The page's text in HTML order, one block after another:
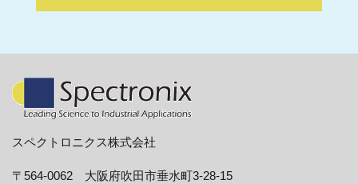
スペクトロニクス株式会社
〒564-0062 大阪府吹田市垂水町3-28-15